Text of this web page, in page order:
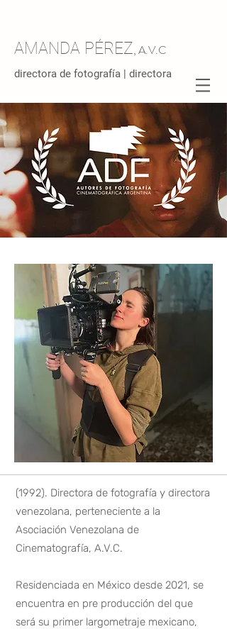
AMANDA PÉREZ, A.V.C
directora de fotografía | directora
(1992). Directora de fotografía y directora
venezolana, perteneciente a la
Asociación Venezolana de
Cinematografía, A.V.C.
Residenciada en México desde 2021, se
encuentra en pre producción del que
será su primer largometraje mexicano,